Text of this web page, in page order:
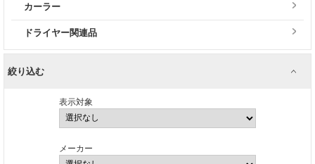
カーラー
ドライヤー関連品
絞り込む
表示対象
メーカー